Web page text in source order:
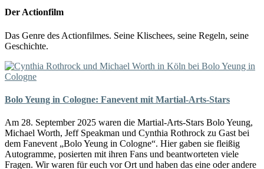
Der Actionfilm
Das Genre des Actionfilmes. Seine Klischees, seine Regeln, seine
Geschichte.
Bolo Yeung in Cologne: Fanevent mit Martial-Arts-Stars
Am 28. September 2025 waren die Martial-Arts-Stars Bolo Yeung,
Michael Worth, Jeff Speakman und Cynthia Rothrock zu Gast bei
dem Fanevent „Bolo Yeung in Cologne“. Hier gaben sie fleißig
Autogramme, posierten mit ihren Fans und beantworteten viele
Fragen. Wir waren für euch vor Ort und haben das eine oder andere